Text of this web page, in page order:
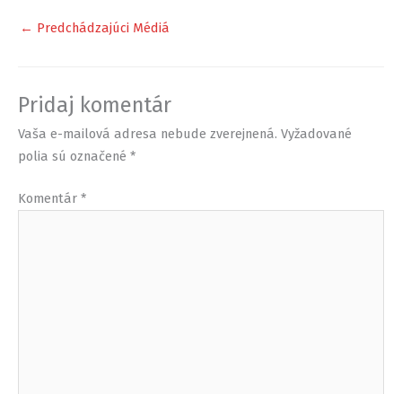
← Predchádzajúci Médiá
Pridaj komentár
Vaša e-mailová adresa nebude zverejnená. Vyžadované
polia sú označené *
Komentár *